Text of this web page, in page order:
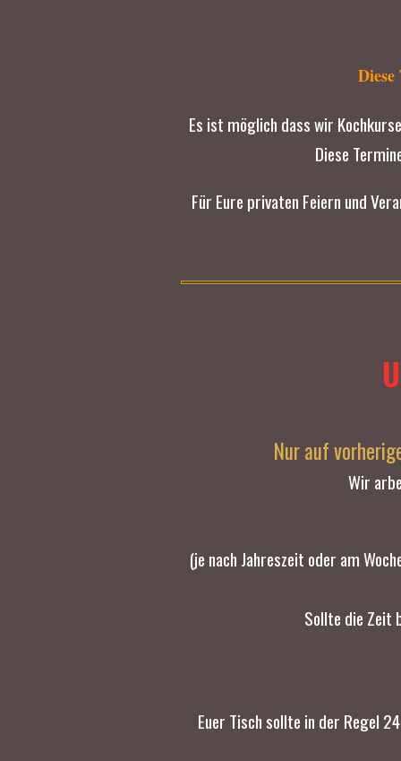
Es ist möglich dass wir
Diese
Für Eure privaten Feiern und
Nur auf
Wir
(je nach Jahreszeit oder am
Sollte die Zeit
Euer Tisch sollte in der Regel